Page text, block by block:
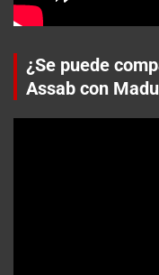
¿Se puede
Assab con